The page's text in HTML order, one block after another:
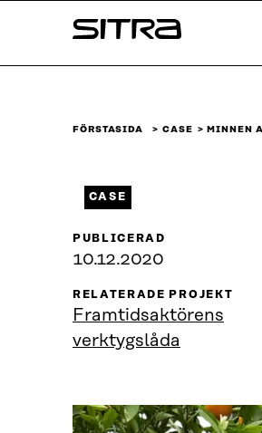
↓
Sitra
FÖRSTASIDA CASE MINNEN
CASE
PUBLICERAD
10.12.2020
RELATERADE PROJEKT
Framtidsaktörens
verktygslåda